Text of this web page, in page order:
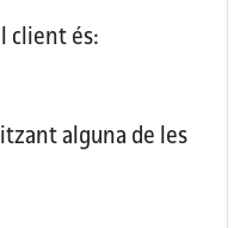
client és:
alguna de les